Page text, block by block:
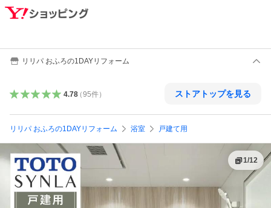
リリパ おふろの1DAYリフォーム
4.78（95件） ストアトップを見る
リリパ おふろの1DAYリフォーム 浴室 戸建て用
1/12